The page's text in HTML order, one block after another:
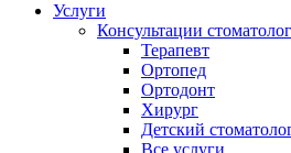
Услуги
Консультации
Терапевт
Ортопед
Ортодонт
Хирург
Детский
Все услуги